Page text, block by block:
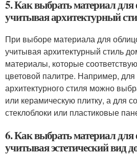
5. Как выбрать материал
учитывая архитектурный
При выборе материала для
учитывая архитектурный стиль
материалы, которые
цветовой палитре. Например, для
архитектурного стиля можно
или керамическую плитку, а для
стеклоблоки или пластиковые
6. Как выбрать материал
учитывая эстетический вид